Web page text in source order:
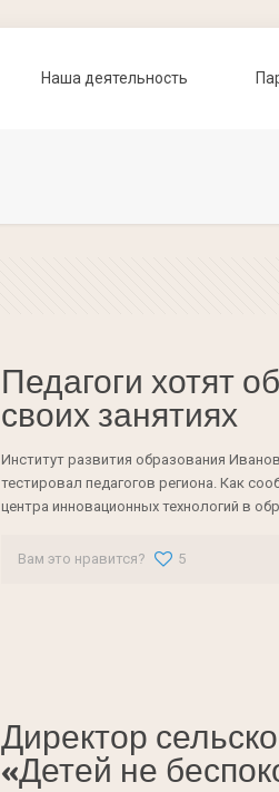
Наша деятельность
Педагоги хотят
своих занятиях
Институт развития образования
тестировал педагогов региона. Как
центра инновационных технологий в
Вам это нравится? 5
Директор
«Детей не